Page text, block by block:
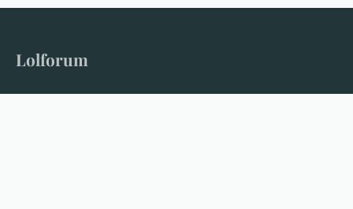
Lolforum